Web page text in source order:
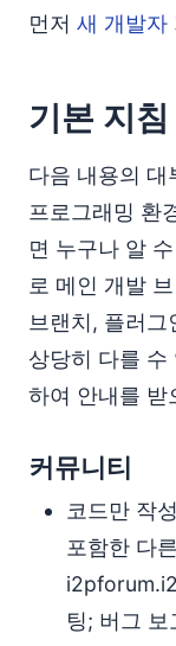
먼저 새 개발자
기본 지
다음 내용의 대
프로그래밍 환
면 누구나 알
로 메인 개발
브랜치, 플러
상당히 다를 수
하여 안내를 받
커뮤니티
코드만 작
포함한 다
팅; 버그